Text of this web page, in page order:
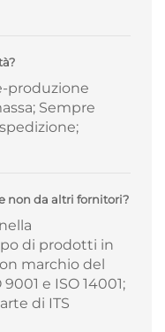
produzione
Sempre
non da altri fornitori?
di prodotti in
marchio del
e ISO 14001;
di ITS